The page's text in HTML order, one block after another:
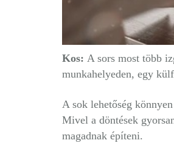
Kos: A sors most több
munkahelyeden, egy
A sok lehetőség
Mivel a döntések
magadnak építeni.